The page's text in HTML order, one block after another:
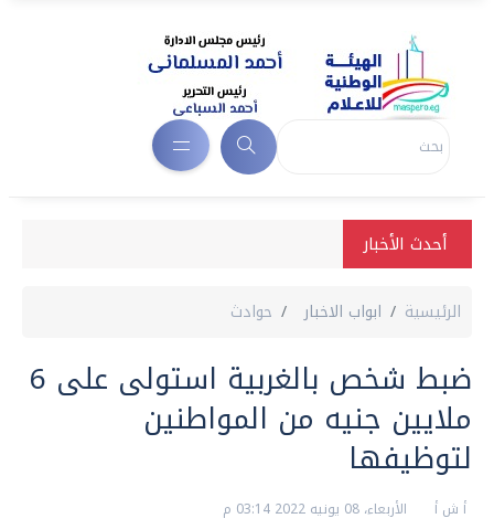
أحدث الأخبار
الرئيسية ابواب الاخبار حوادث
ضبط شخص بالغربية استولى على 6
ملايين جنيه من المواطنين
لتوظيفها
أ ش أ الأربعاء، 08 يونيه 2022 03:14 م